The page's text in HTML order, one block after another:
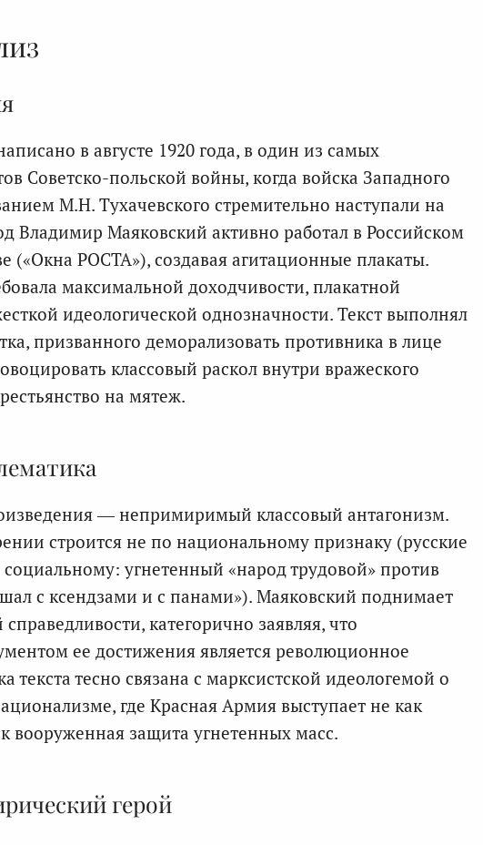
в августе 1920 года, в один из самых
Советско-польской войны, когда войска Западного
М.Н. Тухачевского стремительно наступали на
Владимир Маяковский активно работал в Российском
(«Окна РОСТА»), создавая агитационные плакаты.
максимальной доходчивости, плакатной
идеологической однозначности. Текст выполнял
призванного деморализовать противника в лице
классовый раскол внутри вражеского
на мятеж.
— непримиримый классовый антагонизм.
строится не по национальному признаку (русские
угнетенный «народ трудовой» против
с ксендзами и с панами»). Маяковский поднимает
категорично заявляя, что
ее достижения является революционное
текста тесно связана с марксистской идеологемой о
где Красная Армия выступает не как
вооруженная защита угнетенных масс.
герой